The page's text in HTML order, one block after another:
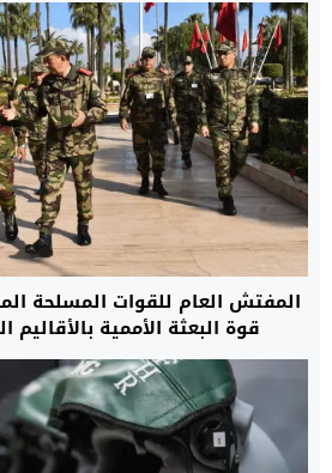
المفتش العام للقوات المسلحة
قوة البعثة الأممية بالأقاليم